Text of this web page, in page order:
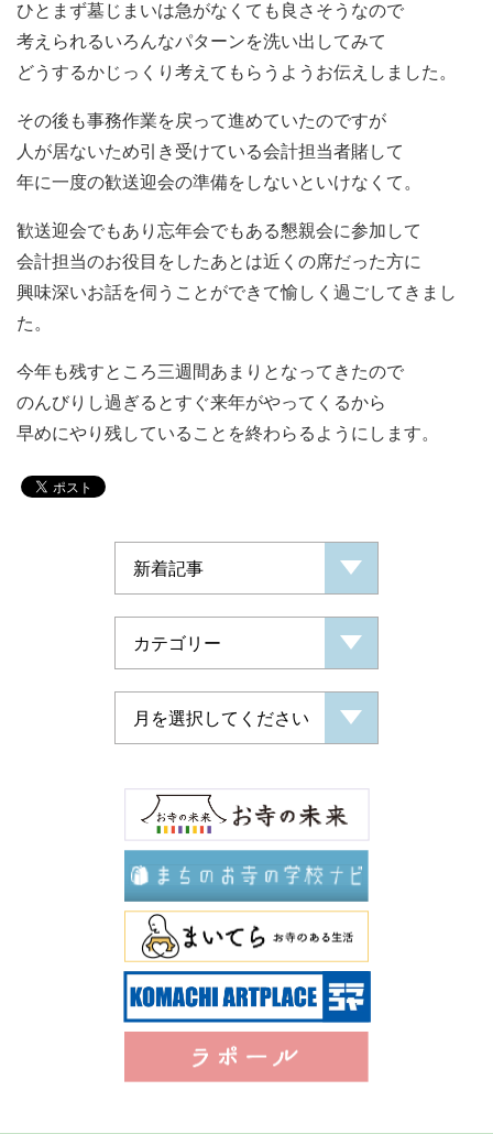
ひとまず墓じまいは急がなくても良さそうなので
考えられるいろんなパターンを洗い出してみて
どうするかじっくり考えてもらうようお伝えしました。
その後も事務作業を戻って進めていたのですが
人が居ないため引き受けている会計担当者賭して
年に一度の歓送迎会の準備をしないといけなくて。
歓送迎会でもあり忘年会でもある懇親会に参加して
会計担当のお役目をしたあとは近くの席だった方に
興味深いお話を伺うことができて愉しく過ごしてきまし
た。
今年も残すところ三週間あまりとなってきたので
のんびりし過ぎるとすぐ来年がやってくるから
早めにやり残していることを終わらるようにします。